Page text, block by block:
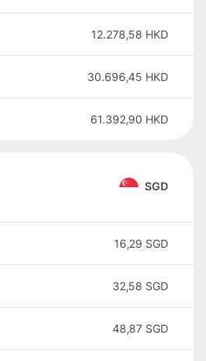
12.278,58 HKD
30.696,45 HKD
61.392,90 HKD
SGD
16,29 SGD
32,58 SGD
48,87 SGD